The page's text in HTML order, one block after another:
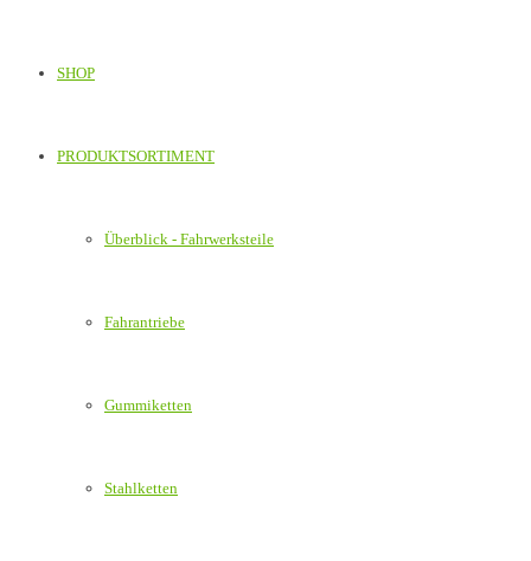
SHOP
PRODUKTSORTIMENT
Überblick - Fahrwerksteile
Fahrantriebe
Gummiketten
Stahlketten